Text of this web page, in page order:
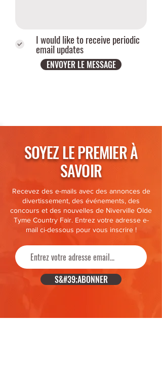
I would like to receive periodic
email updates
ENVOYER LE MESSAGE
SOYEZ LE PREMIER À
SAVOIR
Recevez des e-mails avec des annonces de
divertissement, des événements, des
concours et des nouvelles de Niverville Olde
Tyme Country Fair. Entrez votre adresse e-
mail ci-dessous pour vous inscrire !
S&#39;ABONNER